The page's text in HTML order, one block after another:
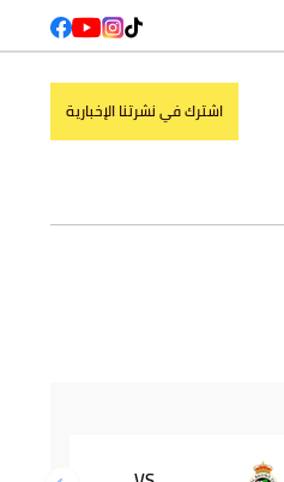
اشترك في نشرتنا الإخبارية